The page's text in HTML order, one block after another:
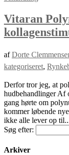
Vitaran
afDorte
kategoriseret,
Derfor tror jeg, at
hudbehandlinger Af
gang hørte om
kommer løbende
ikke alle lever op
Søg efter:
Arkiver